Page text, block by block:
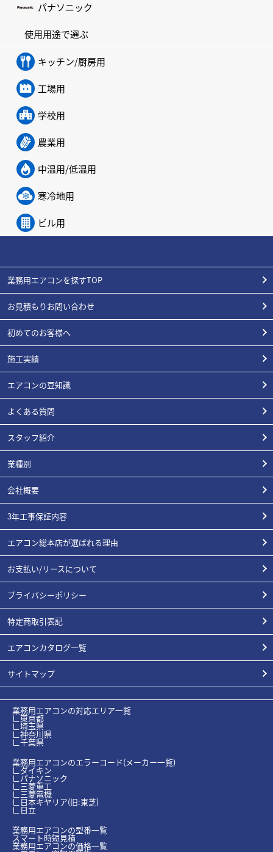
パナソニック
使用用途で選ぶ
キッチン/厨房用
工場用
学校用
農業用
中温用/低温用
寒冷地用
ビル用
業務用エアコンを探すTOP
お見積もりお問い合わせ
初めてのお客様へ
施工実績
エアコンの豆知識
よくある質問
スタッフ紹介
業種別
会社概要
3年工事保証内容
エアコン総本店が選ばれる理由
お支払い/リースについて
プライバシーポリシー
特定商取引表記
エアコンカタログ一覧
サイトマップ
業務用エアコンの対応エリア一覧
∟東京都
∟埼玉県
∟神奈川県
∟千葉県
業務用エアコンのエラーコード(メーカー一覧)
∟ダイキン
∟パナソニック
∟三菱重工
∟三菱電機
∟日本キヤリア(旧:東芝)
∟日立
業務用エアコンの型番一覧
スマート時短見積
業務用エアコンの価格一覧